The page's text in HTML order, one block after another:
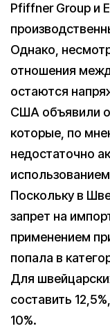
Pfiffner Group и
Однако,
отношения
остаются
США объявили о
которые, по
недостаточно
Поскольку в
запрет на
применением
попала в
Для
составить
10%.